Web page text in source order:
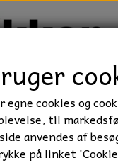
TRAKTOR/
egne cookies og
til
anvendes af
på linket